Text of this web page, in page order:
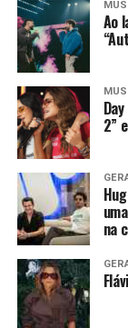
Ao
2”
na